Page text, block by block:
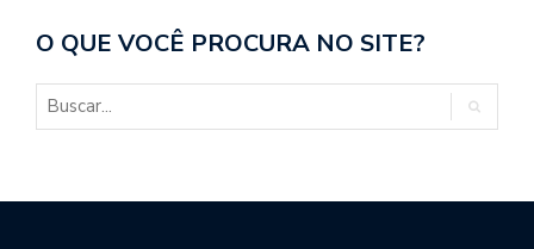
O QUE VOCÊ PROCURA NO SITE?